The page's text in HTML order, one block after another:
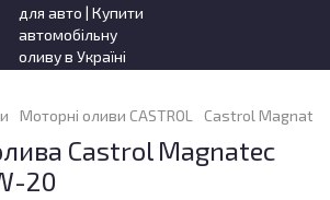
Моторні оливи CASTROL Castrol
Castrol Magnatec
20